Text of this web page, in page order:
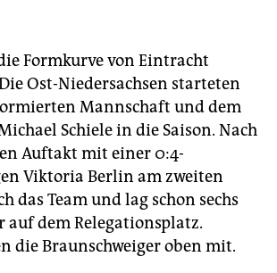
Formkurve von Eintracht
Ost-Niedersachsen starteten
Mannschaft und dem
Schiele in die Saison. Nach
Auftakt mit einer 0:4-
Viktoria Berlin am zweiten
das Team und lag schon sechs
auf dem Relegationsplatz.
die Braunschweiger oben mit.